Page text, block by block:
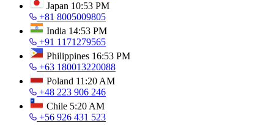
Japan 10:53 PM
+81 8005009805
India 14:53 PM
+91 1171279565
Philippines 16:53 PM
+63 180013220088
Poland 11:20 AM
+48 223 906 246
Chile 5:20 AM
+56 926 431 523